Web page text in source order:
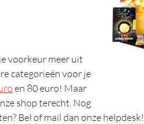
voorkeur meer uit
categorieën voor je
en 80 euro! Maar
shop terecht. Nog
Bel of mail dan onze helpdesk!